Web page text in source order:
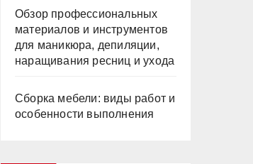
Обзор профессиональных
материалов и инструментов
для маникюра, депиляции,
наращивания ресниц и ухода
Сборка мебели: виды работ и
особенности выполнения